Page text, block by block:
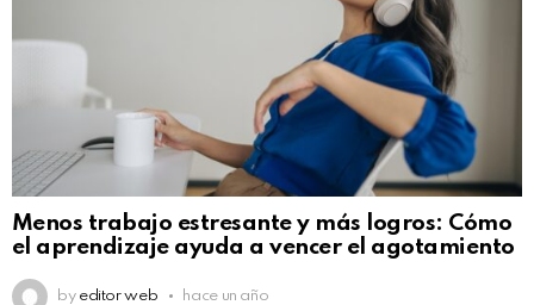
Menos trabajo estresante y más logros: Cómo
el aprendizaje ayuda a vencer el agotamiento
by editor web hace un año